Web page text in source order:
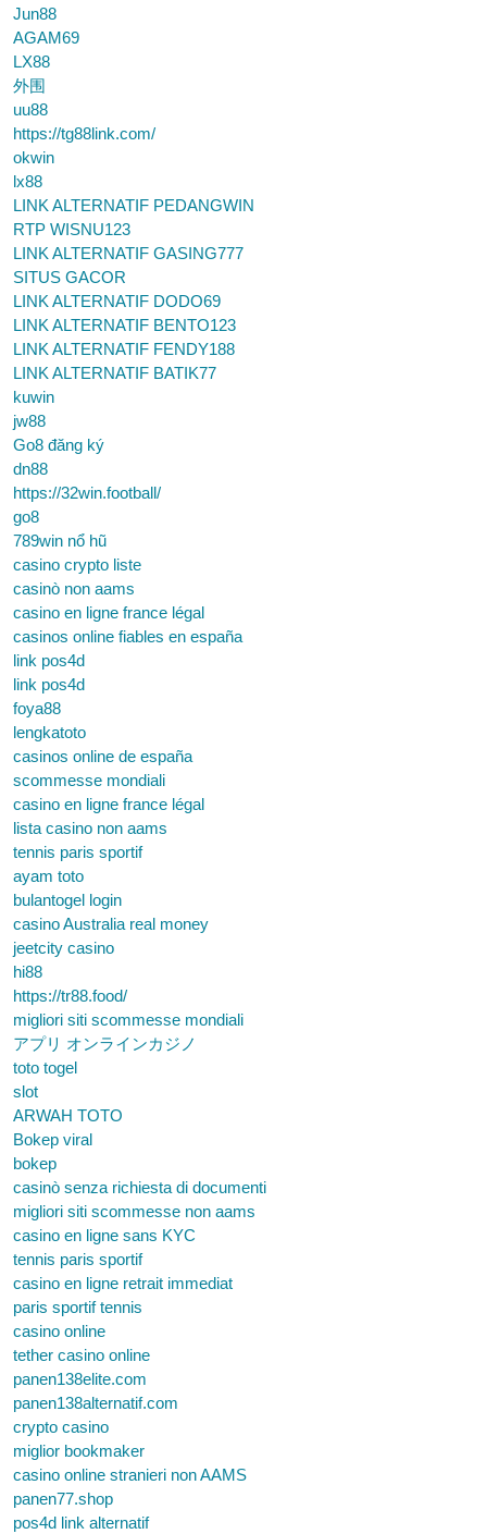
Jun88
AGAM69
LX88
外围
uu88
https://tg88link.com/
okwin
lx88
LINK ALTERNATIF PEDANGWIN
RTP WISNU123
LINK ALTERNATIF GASING777
SITUS GACOR
LINK ALTERNATIF DODO69
LINK ALTERNATIF BENTO123
LINK ALTERNATIF FENDY188
LINK ALTERNATIF BATIK77
kuwin
jw88
Go8 đăng ký
dn88
https://32win.football/
go8
789win nổ hũ
casino crypto liste
casinò non aams
casino en ligne france légal
casinos online fiables en españa
link pos4d
link pos4d
foya88
lengkatoto
casinos online de españa
scommesse mondiali
casino en ligne france légal
lista casino non aams
tennis paris sportif
ayam toto
bulantogel login
casino Australia real money
jeetcity casino
hi88
https://tr88.food/
migliori siti scommesse mondiali
アプリ オンラインカジノ
toto togel
slot
ARWAH TOTO
Bokep viral
bokep
casinò senza richiesta di documenti
migliori siti scommesse non aams
casino en ligne sans KYC
tennis paris sportif
casino en ligne retrait immediat
paris sportif tennis
casino online
tether casino online
panen138elite.com
panen138alternatif.com
crypto casino
miglior bookmaker
casino online stranieri non AAMS
panen77.shop
pos4d link alternatif